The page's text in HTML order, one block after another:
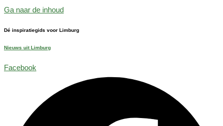
Ga naar de inhoud
Dé inspiratiegids voor Limburg
Nieuws uit Limburg
Facebook